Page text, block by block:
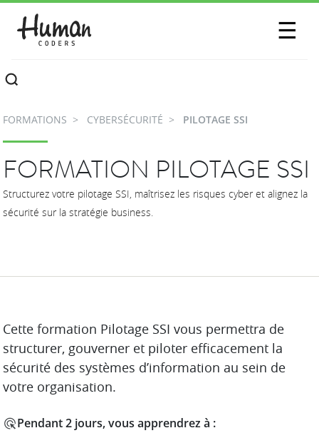
☰
CONTACTEZ-NOUS
FORMATIONS CYBERSÉCURITÉ PILOTAGE SSI
FORMATION PILOTAGE SSI
Structurez votre pilotage SSI, maîtrisez les risques cyber et alignez la
sécurité sur la stratégie business.
DESCRIPTION
Cette formation Pilotage SSI vous permettra de
structurer, gouverner et piloter efficacement la
sécurité des systèmes d’information au sein de
votre organisation.
Pendant 2 jours, vous apprendrez à :